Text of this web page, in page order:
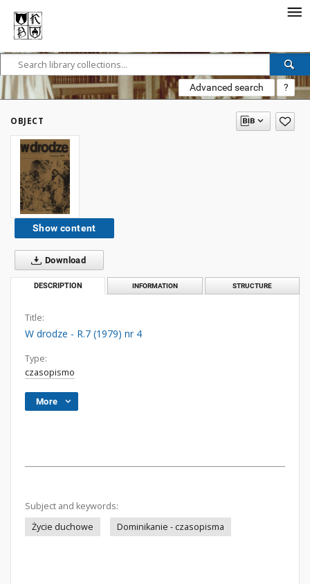
Advanced search ?
OBJECT
Show content
Download
DESCRIPTION INFORMATION STRUCTURE
Title:
W drodze - R.7 (1979) nr 4
Type:
czasopismo
More
Subject and keywords:
Życie duchowe
Dominikanie - czasopisma